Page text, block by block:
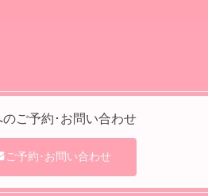
ご予約･ お問い合わせ
ご予約･お問い合わせ